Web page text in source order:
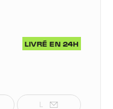
LIVRÉ EN 24H
L